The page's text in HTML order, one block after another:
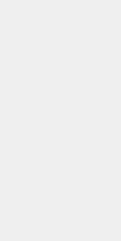
商
内
い
〒